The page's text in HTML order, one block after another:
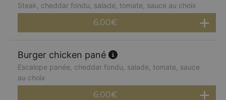
Steak, cheddar fondu, salade, tomate, sauce au choix
6.00€
Burger chicken pané
Escalope panée, cheddar fondu, salade, tomate, sauce
au choix
6.00€